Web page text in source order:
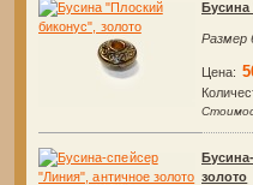
Бусина
Размер
Цена:
золото